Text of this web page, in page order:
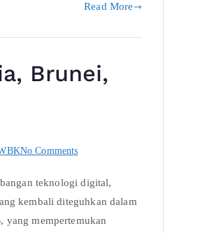
Read More
Brunei,
No Comments
teknologi digital,
kembali diteguhkan dalam
yang mempertemukan